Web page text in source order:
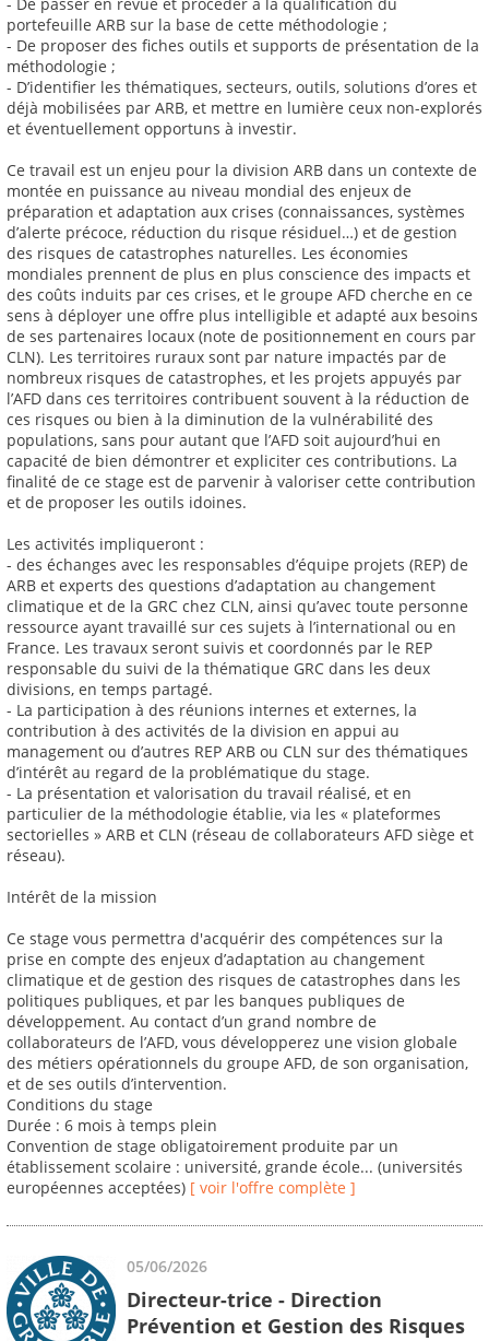
portefeuille ARB sur la base de cette méthodologie ;
- De proposer des fiches outils et supports de présentation de la
méthodologie ;
- D’identifier les thématiques, secteurs, outils, solutions d’ores et
déjà mobilisées par ARB, et mettre en lumière ceux non-explorés
et éventuellement opportuns à investir.
Ce travail est un enjeu pour la division ARB dans un contexte de
montée en puissance au niveau mondial des enjeux de
préparation et adaptation aux crises (connaissances, systèmes
d’alerte précoce, réduction du risque résiduel…) et de gestion
des risques de catastrophes naturelles. Les économies
mondiales prennent de plus en plus conscience des impacts et
des coûts induits par ces crises, et le groupe AFD cherche en ce
sens à déployer une offre plus intelligible et adapté aux besoins
de ses partenaires locaux (note de positionnement en cours par
CLN). Les territoires ruraux sont par nature impactés par de
nombreux risques de catastrophes, et les projets appuyés par
l’AFD dans ces territoires contribuent souvent à la réduction de
ces risques ou bien à la diminution de la vulnérabilité des
populations, sans pour autant que l’AFD soit aujourd’hui en
capacité de bien démontrer et expliciter ces contributions. La
finalité de ce stage est de parvenir à valoriser cette contribution
et de proposer les outils idoines.
Les activités impliqueront :
- des échanges avec les responsables d’équipe projets (REP) de
ARB et experts des questions d’adaptation au changement
climatique et de la GRC chez CLN, ainsi qu’avec toute personne
ressource ayant travaillé sur ces sujets à l’international ou en
France. Les travaux seront suivis et coordonnés par le REP
responsable du suivi de la thématique GRC dans les deux
divisions, en temps partagé.
- La participation à des réunions internes et externes, la
contribution à des activités de la division en appui au
management ou d’autres REP ARB ou CLN sur des thématiques
d’intérêt au regard de la problématique du stage.
- La présentation et valorisation du travail réalisé, et en
particulier de la méthodologie établie, via les « plateformes
sectorielles » ARB et CLN (réseau de collaborateurs AFD siège et
réseau).
Intérêt de la mission
Ce stage vous permettra d'acquérir des compétences sur la
prise en compte des enjeux d’adaptation au changement
climatique et de gestion des risques de catastrophes dans les
politiques publiques, et par les banques publiques de
développement. Au contact d’un grand nombre de
collaborateurs de l’AFD, vous développerez une vision globale
des métiers opérationnels du groupe AFD, de son organisation,
et de ses outils d’intervention.
Conditions du stage
Durée : 6 mois à temps plein
Convention de stage obligatoirement produite par un
établissement scolaire : université, grande école... (universités
européennes acceptées) [ voir l'offre complète ]
05/06/2026
Directeur-trice - Direction
Prévention et Gestion des Risques